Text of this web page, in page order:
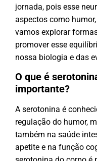
jornada, pois esse
aspectos como
vamos explorar
promover esse
nossa biologia e das
O que é
importante?
A serotonina é
regulação do humor,
também na saúde
apetite e na função